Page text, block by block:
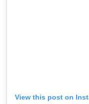
View this post on